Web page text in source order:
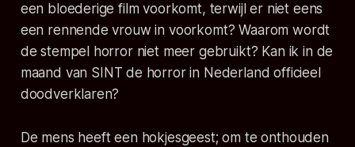
een bloederige film voorkomt, terwijl er niet eens
een rennende vrouw in voorkomt? Waarom wordt
de stempel horror niet meer gebruikt? Kan ik in de
maand van SINT de horror in Nederland officieel
doodverklaren?
De mens heeft een hokjesgeest; om te onthouden